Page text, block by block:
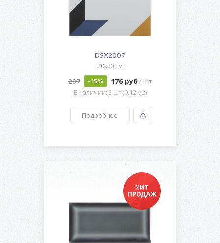
DSX2007
20x20 см
207 -15% 176 руб / шт
В наличии: 3 шт (0.12 м2)
Подробнее